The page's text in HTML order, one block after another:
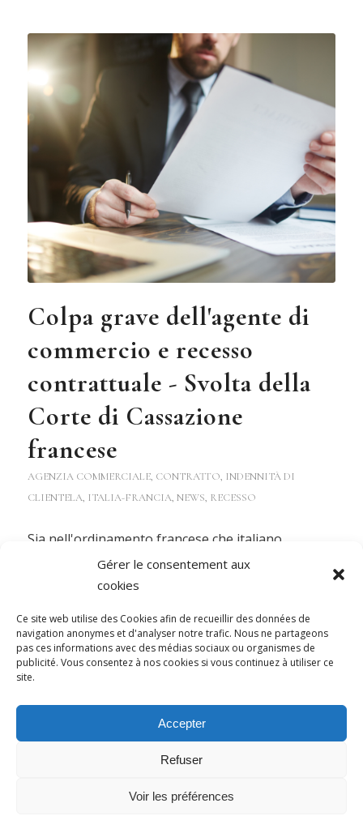
Gérer le consentement aux
cookies
Ce site web utilise des Cookies afin de recueillir des données de
navigation anonymes et d'analyser notre trafic. Nous ne partageons
pas ces informations avec des médias sociaux ou organismes de
publicité. Vous consentez à nos cookies si vous continuez à utiliser ce
site.
Accepter
Refuser
Voir les préférences
Colpa grave dell'agente di
commercio e recesso
contrattuale - Svolta della
Corte di Cassazione
francese
AGENZIA COMMERCIALE, CONTRATTO, INDENNITÀ DI
CLIENTELA, ITALIA-FRANCIA, NEWS, RECESSO
Sia nell'ordinamento francese che italiano,
l'agente di commercio ha diritto ad un'indennità di
clientela in caso di risoluzione del contratto, la c.d
diritto in caso di risoluzione di propria…
23 mai 2023
© Copyright - Maat Law 2018